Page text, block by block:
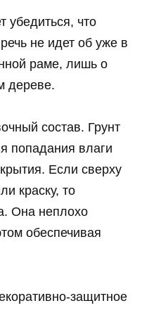
убедиться, что
не идет об уже в
раме, лишь о
дереве.
состав. Грунт
попадания влаги
Если сверху
краску, то
Она неплохо
обеспечивая
защитное